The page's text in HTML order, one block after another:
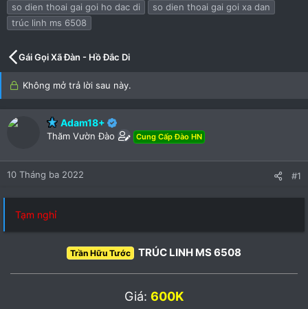
u
so dien thoai gai goi ho dac di
so dien thoai gai goi xa dan
trúc linh ms 6508
Gái Gọi Xã Đàn - Hồ Đắc Di
Không mở trả lời sau này.
Adam18+
Thăm Vườn Đào Cung Cấp Đào HN
10 Tháng ba 2022 #1
Tạm nghỉ
Trần Hữu Tước TRÚC LINH MS 6508
Giá: 600K